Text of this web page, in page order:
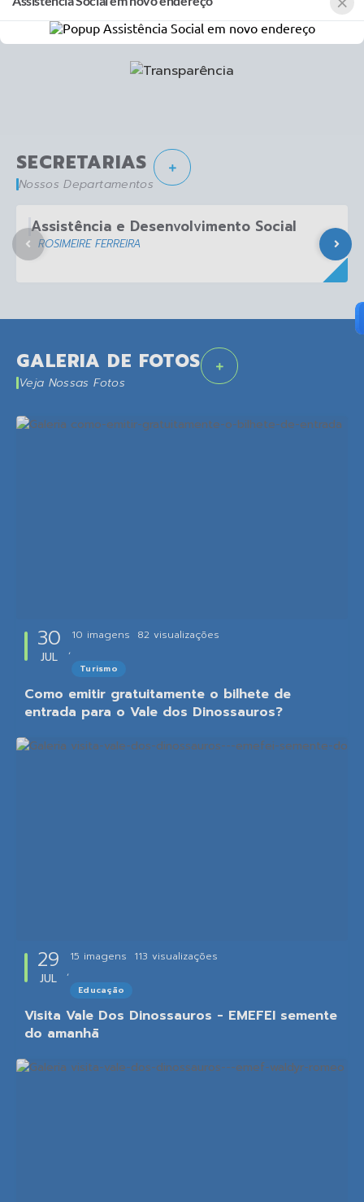
SECRETARIAS
Nossos Departamentos
Assistência e Desenvolvimento Social
ROSIMEIRE FERREIRA
GALERIA DE FOTOS
Veja Nossas Fotos
Turismo
30
JUL
Como emitir gratuitamente o bilhete de
entrada para o Vale dos Dinossauros?
82 visualizações
10 imagens
Educação
29
JUL
Visita Vale Dos Dinossauros - EMEFEI semente
do amanhã
113 visualizações
15 imagens